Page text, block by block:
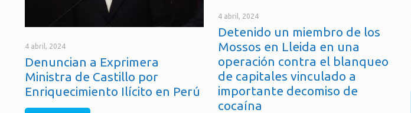
4 abril, 2024
Denuncian a Exprimera
Ministra de Castillo por
Enriquecimiento Ilícito en Perú
4 abril, 2024
Detenido un miembro de los
Mossos en Lleida en una
operación contra el blanqueo
de capitales vinculado a
importante decomiso de
cocaína